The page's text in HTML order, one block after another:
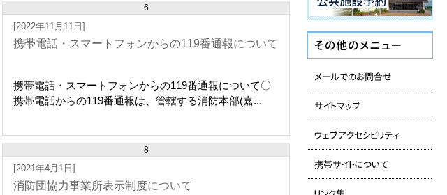
6
[2022年11月11日]
携帯電話・スマートフォンからの119番通報について
携帯電話・スマートフォンからの119番通報について〇
携帯電話からの119番通報は、管轄する消防本部(嘉...
8
[2021年4月1日]
消防団協力事業所表示制度について